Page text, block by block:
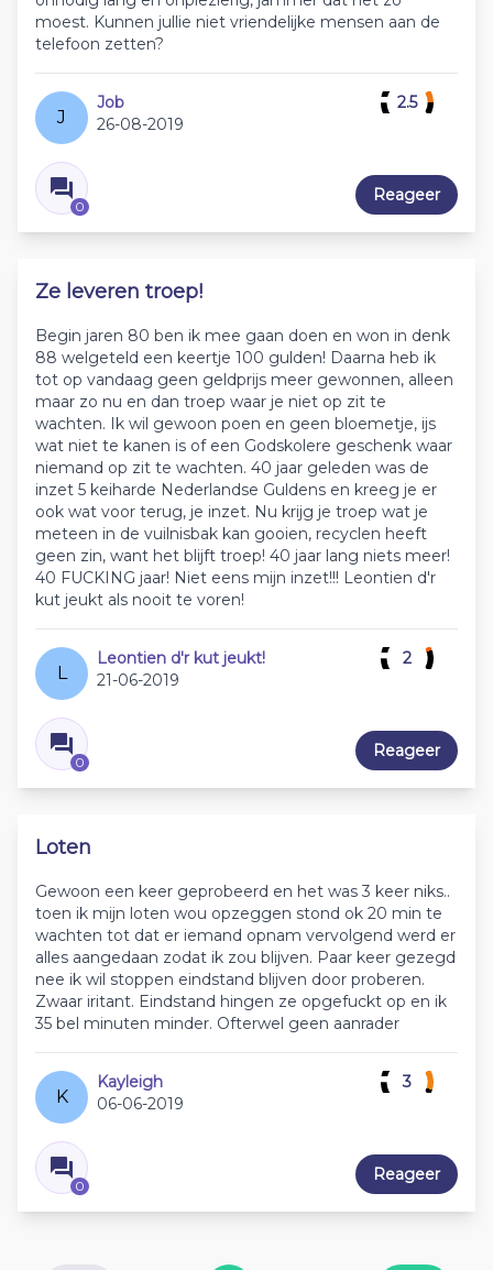
moest. Kunnen jullie niet vriendelijke mensen aan de
telefoon zetten?
J
Job
26-08-2019
0
2.5
Reageer
Ze leveren troep!
Begin jaren 80 ben ik mee gaan doen en won in denk
88 welgeteld een keertje 100 gulden! Daarna heb ik
tot op vandaag geen geldprijs meer gewonnen, alleen
maar zo nu en dan troep waar je niet op zit te
wachten. Ik wil gewoon poen en geen bloemetje, ijs
wat niet te kanen is of een Godskolere geschenk waar
niemand op zit te wachten. 40 jaar geleden was de
inzet 5 keiharde Nederlandse Guldens en kreeg je er
ook wat voor terug, je inzet. Nu krijg je troep wat je
meteen in de vuilnisbak kan gooien, recyclen heeft
geen zin, want het blijft troep! 40 jaar lang niets meer!
40 FUCKING jaar! Niet eens mijn inzet!!! Leontien d'r
kut jeukt als nooit te voren!
L
Leontien d'r kut jeukt!
21-06-2019
0
2
Reageer
Loten
Gewoon een keer geprobeerd en het was 3 keer niks..
toen ik mijn loten wou opzeggen stond ok 20 min te
wachten tot dat er iemand opnam vervolgend werd er
alles aangedaan zodat ik zou blijven. Paar keer gezegd
nee ik wil stoppen eindstand blijven door proberen.
Zwaar iritant. Eindstand hingen ze opgefuckt op en ik
35 bel minuten minder. Ofterwel geen aanrader
K
Kayleigh
06-06-2019
0
3
Reageer